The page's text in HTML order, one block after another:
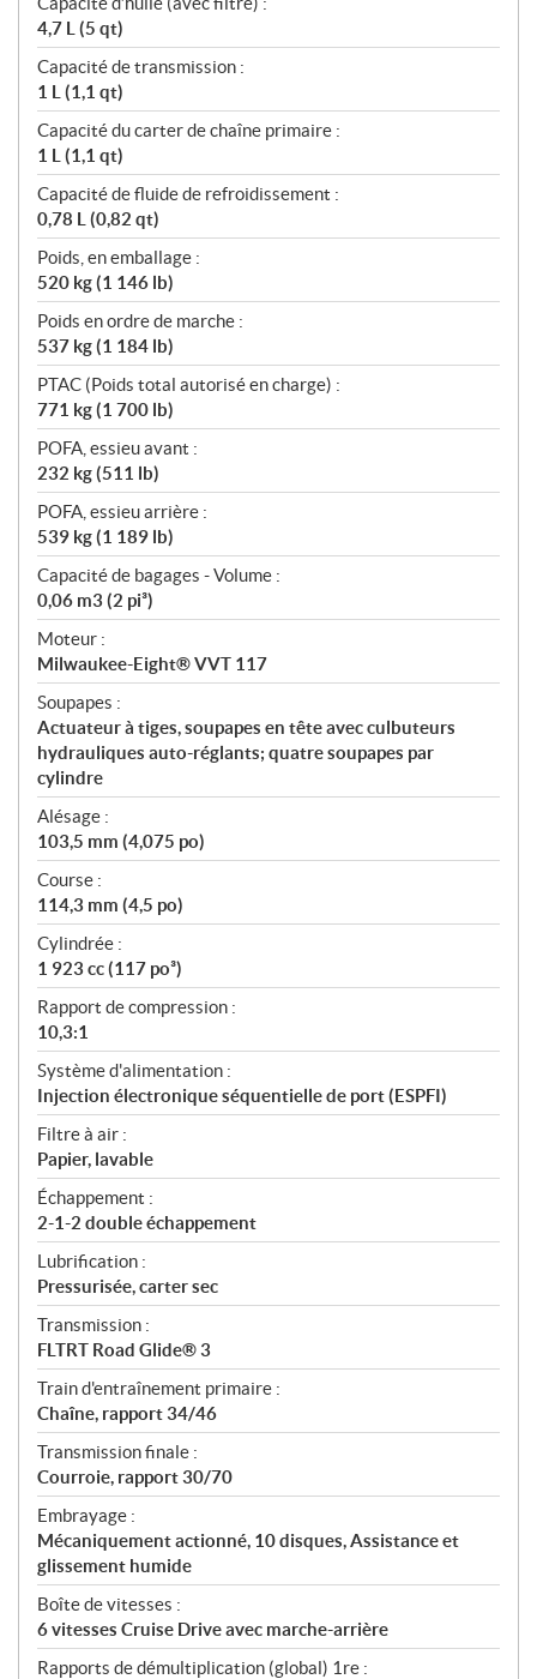
4,7 L (5 qt)
Capacité de transmission :
1 L (1,1 qt)
Capacité du carter de chaîne primaire :
1 L (1,1 qt)
Capacité de fluide de refroidissement :
0,78 L (0,82 qt)
Poids, en emballage :
520 kg (1 146 lb)
Poids en ordre de marche :
537 kg (1 184 lb)
PTAC (Poids total autorisé en charge) :
771 kg (1 700 lb)
POFA, essieu avant :
232 kg (511 lb)
POFA, essieu arrière :
539 kg (1 189 lb)
Capacité de bagages - Volume :
0,06 m3 (2 pi³)
Moteur :
Milwaukee-Eight® VVT 117
Soupapes :
Actuateur à tiges, soupapes en tête avec culbuteurs
hydrauliques auto-réglants; quatre soupapes par
cylindre
Alésage :
103,5 mm (4,075 po)
Course :
114,3 mm (4,5 po)
Cylindrée :
1 923 cc (117 po³)
Rapport de compression :
10,3:1
Système d'alimentation :
Injection électronique séquentielle de port (ESPFI)
Filtre à air :
Papier, lavable
Échappement :
2-1-2 double échappement
Lubrification :
Pressurisée, carter sec
Transmission :
FLTRT Road Glide® 3
Train d'entraînement primaire :
Chaîne, rapport 34/46
Transmission finale :
Courroie, rapport 30/70
Embrayage :
Mécaniquement actionné, 10 disques, Assistance et
glissement humide
Boîte de vitesses :
6 vitesses Cruise Drive avec marche-arrière
Rapports de démultiplication (global) 1re :